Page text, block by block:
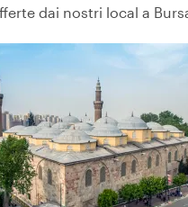
dai nostri local a